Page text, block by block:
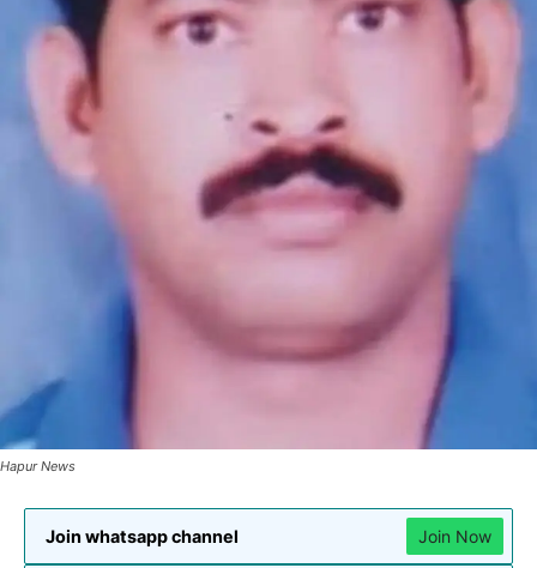
Hapur News
Join whatsapp channel Join Now